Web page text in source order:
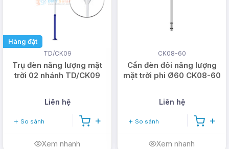
Đèn cũng được trang bị điều khiển từ xa, cho phép
bật và tắt đèn và điều chỉnh độ sáng của đèn. Đèn
Hàng đặt
TD/CK09
Trụ đèn năng lượng mặt
trời 02 nhánh TD/CK09
Liên hệ
So sánh
Xem nhanh
CK08-60
Cần đèn đôi năng lượng
mặt trời phi Ø60 CK08-60
Liên hệ
So sánh
Xem nhanh